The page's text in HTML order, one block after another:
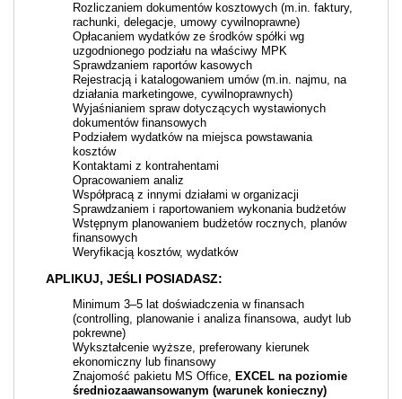
Rozliczaniem dokumentów kosztowych (m.in. faktury,
rachunki, delegacje, umowy cywilnoprawne)
Opłacaniem wydatków ze środków spółki wg
uzgodnionego podziału na właściwy MPK
Sprawdzaniem raportów kasowych
Rejestracją i katalogowaniem umów (m.in. najmu, na
działania marketingowe, cywilnoprawnych)
Wyjaśnianiem spraw dotyczących wystawionych
dokumentów finansowych
Podziałem wydatków na miejsca powstawania
kosztów
Kontaktami z kontrahentami
Opracowaniem analiz
Współpracą z innymi działami w organizacji
Sprawdzaniem i raportowaniem wykonania budżetów
Wstępnym planowaniem budżetów rocznych, planów
finansowych
Weryfikacją kosztów, wydatków
APLIKUJ, JEŚLI POSIADASZ:
Minimum 3–5 lat doświadczenia w finansach
(controlling, planowanie i analiza finansowa, audyt lub
pokrewne)
Wykształcenie wyższe, preferowany kierunek
ekonomiczny lub finansowy
Znajomość pakietu MS Office, EXCEL na poziomie
średniozaawansowanym (warunek konieczny)